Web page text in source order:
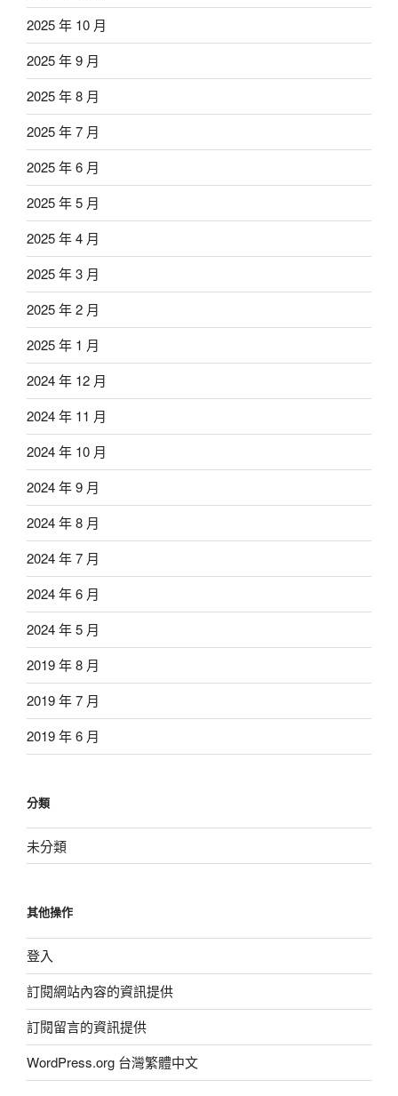
2025 年 10 月
2025 年 9 月
2025 年 8 月
2025 年 7 月
2025 年 6 月
2025 年 5 月
2025 年 4 月
2025 年 3 月
2025 年 2 月
2025 年 1 月
2024 年 12 月
2024 年 11 月
2024 年 10 月
2024 年 9 月
2024 年 8 月
2024 年 7 月
2024 年 6 月
2024 年 5 月
2019 年 8 月
2019 年 7 月
2019 年 6 月
分類
未分類
其他操作
登入
訂閱網站內容的資訊提供
訂閱留言的資訊提供
WordPress.org 台灣繁體中文